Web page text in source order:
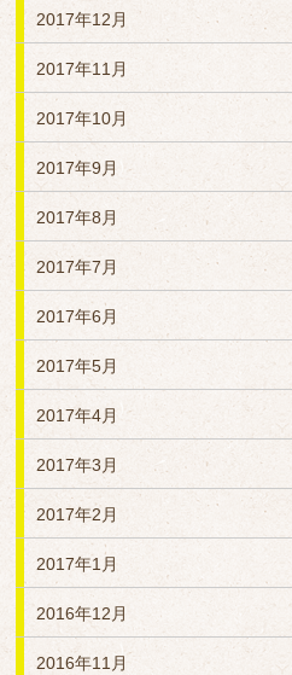
2017年12月
2017年11月
2017年10月
2017年9月
2017年8月
2017年7月
2017年6月
2017年5月
2017年4月
2017年3月
2017年2月
2017年1月
2016年12月
2016年11月